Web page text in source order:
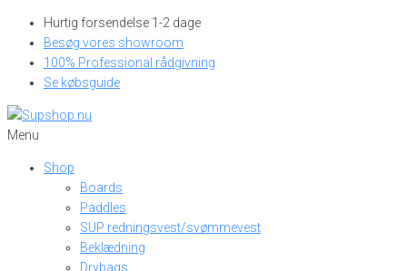
Skip
content
Hurtig forsendelse 1-2 dage
Besøg vores showroom
100% Professional rådgivning
Se købsguide
Menu
Shop
Boards
Paddles
SUP redningsvest/svømmevest
Beklædning
Drybags